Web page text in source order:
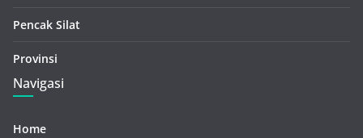
Pencak Silat
Provinsi
Navigasi
Home